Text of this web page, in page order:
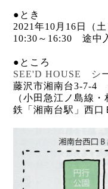
●とき
2021年10月16日（土
10:30～16:30 途中
●ところ
SEE'D HOUSE シ
藤沢市湘南台3-7-4
（小田急江ノ島線
鉄「湘南台駅」西口